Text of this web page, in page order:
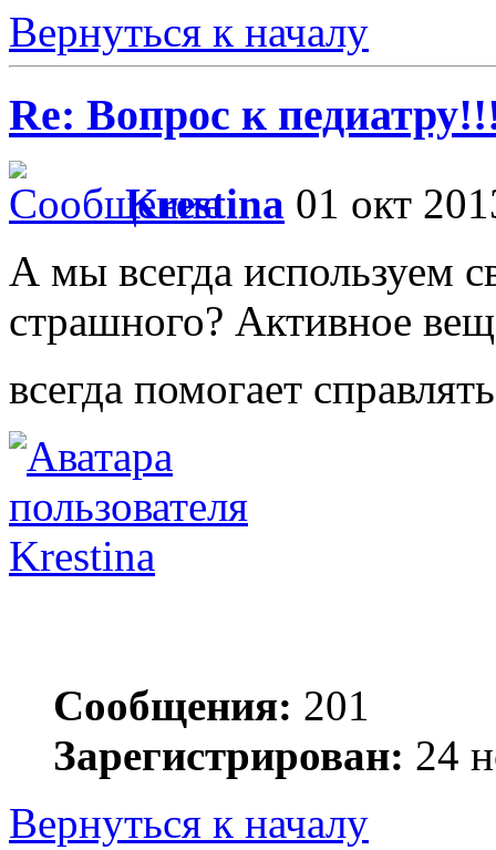
Вернуться к началу
Re: Вопрос к
Krestina 01 окт
А мы всегда используем
страшного? Активное
всегда помогает
Krestina
Сообщения: 201
Зарегистрирован: 24
Вернуться к началу